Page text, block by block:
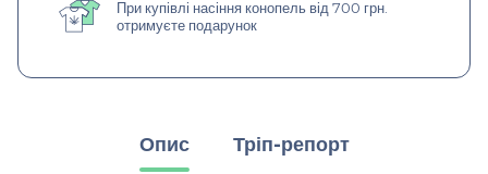
При купівлі насіння конопель від 700 грн.
отримуєте подарунок
Опис Тріп-репорт